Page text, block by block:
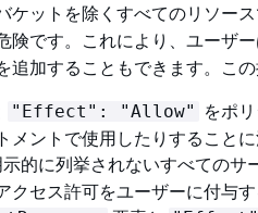
ケットを除くすべてのリソー
険です。これにより、ユーザ
追加することもできます。この
"Effect": "Allow"
をポ
メントで使用したりすることに
的に列挙されないすべてのサ
クセス許可をユーザーに付与